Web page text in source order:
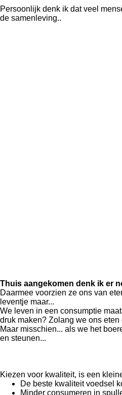
Persoonlijk denk ik dat veel
de samenleving..
Thuis aangekomen denk ik er
Daarmee voorzien ze ons van
leventje maar...
We leven in een consumptie
druk maken? Zolang we ons
Maar misschien... als we het
en steunen...
Kiezen voor kwaliteit, is een
De beste kwaliteit voedsel
Minder consumeren in